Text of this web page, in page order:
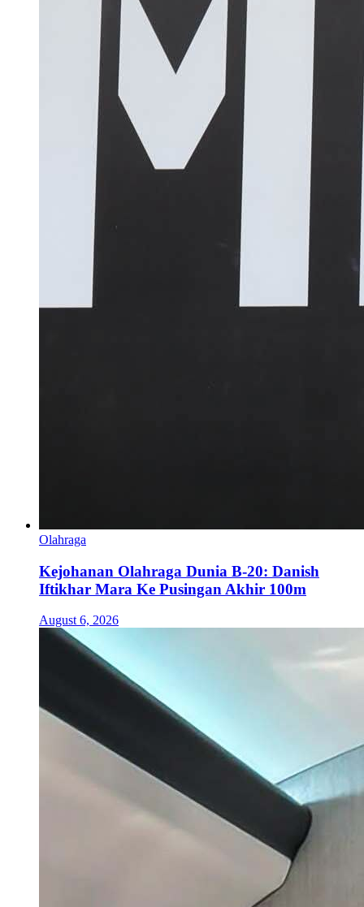
Olahraga
Kejohanan Olahraga Dunia B-20: Danish
Iftikhar Mara Ke Pusingan Akhir 100m
August 6, 2026